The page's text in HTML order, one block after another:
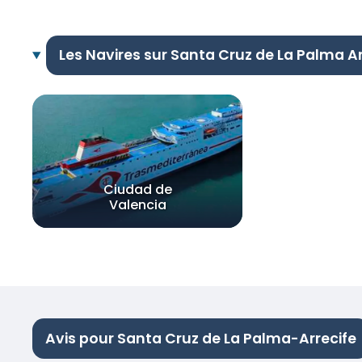
Les Navires sur Santa Cruz de La Palma
Ciudad de
Valencia
Avis pour Santa Cruz de La Palma-Arrecife